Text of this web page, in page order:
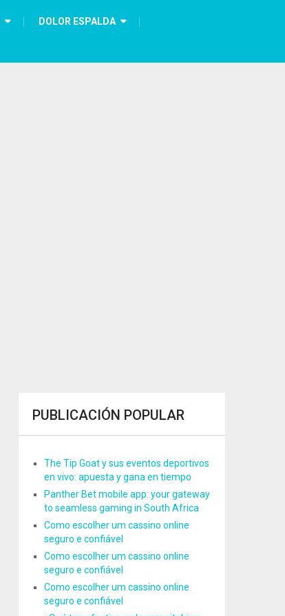
DOLOR ESPALDA
PUBLICACIÓN POPULAR
The Tip Goat y sus eventos deportivos
en vivo: apuesta y gana en tiempo
Panther Bet mobile app: your gateway
to seamless gaming in South Africa
Como escolher um cassino online
seguro e confiável
Como escolher um cassino online
seguro e confiável
Como escolher um cassino online
seguro e confiável